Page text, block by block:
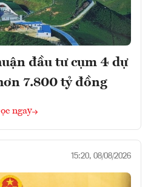
đầu tư cụm 4 dự
7.800 tỷ đồng
ngay
15:20, 08/08/2026